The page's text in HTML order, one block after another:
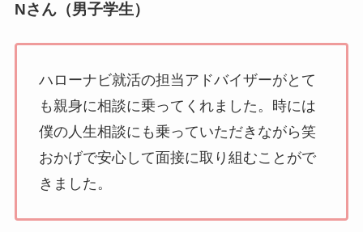
Nさん（男子学生）
ハローナビ就活の担当アドバイザーがとて
も親身に相談に乗ってくれました。時には
僕の人生相談にも乗っていただきながら笑
おかげで安心して面接に取り組むことがで
きました。